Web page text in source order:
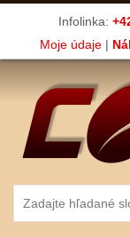
Infolinka:
Moje údaje|